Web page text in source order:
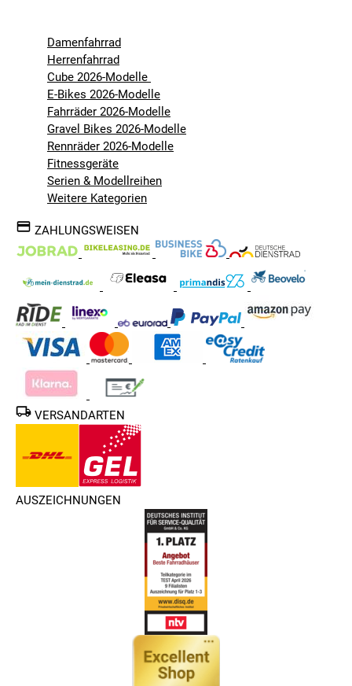
Damenfahrrad
Herrenfahrrad
Cube 2026-Modelle
E-Bikes 2026-Modelle
Fahrräder 2026-Modelle
Gravel Bikes 2026-Modelle
Rennräder 2026-Modelle
Fitnessgeräte
Serien & Modellreihen
Weitere Kategorien
ZAHLUNGSWEISEN
VERSANDARTEN
AUSZEICHNUNGEN